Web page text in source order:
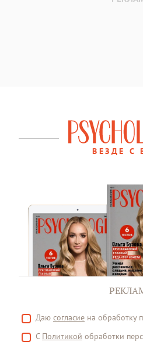
ВЕЗДЕ С
Даю согласие на обработку
С Политикой обработки